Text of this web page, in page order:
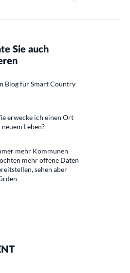
Sie auch
Blog für Smart Country
erwecke ich einen Ort
neuem Leben?
mehr Kommunen
mehr offene Daten
sehen aber